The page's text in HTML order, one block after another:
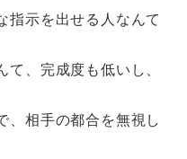
指示を出せる人なんて
、完成度も低いし、
、相手の都合を無視し